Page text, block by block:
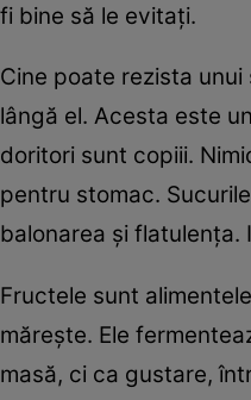
fi bine să le evitaţi.
Cine poate rezista
lângă el. Acesta este
doritori sunt copiii.
pentru stomac.
balonarea şi
Fructele sunt
măreşte. Ele
masă, ci ca gustare,